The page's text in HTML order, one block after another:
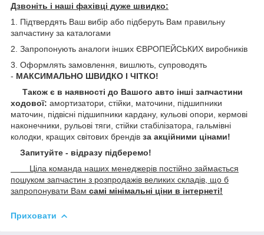
Дзвоніть і наші фахівці дуже швидко:
1. Підтвердять Ваш вибір або підберуть Вам правильну
запчастину за каталогами
2. Запропонують аналоги інших ЄВРОПЕЙСЬКИХ виробників
3. Оформлять замовлення, вишлють, супроводять
- МАКСИМАЛЬНО ШВИДКО І ЧІТКО!
Також є в наявності до Вашого авто інші запчастини
ходової: амортизатори, стійки, маточини, підшипники
маточин, підвісні підшипники кардану, кульові опори, кермові
наконечники, рульові тяги, стійки стабілізатора, гальмівні
колодки, кращих світових брендів за акційними цінами!
Запитуйте - відразу підберемо!
Ціла команда наших менеджерів постійно займається
пошуком запчастин з розпродажів великих складів, що б
запропонувати Вам самі мінімальні ціни в інтернеті!
Приховати